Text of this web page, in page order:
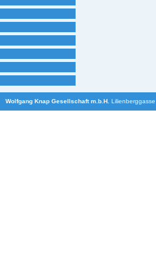
Wolfgang Knap Gesellschaft m.b.H.